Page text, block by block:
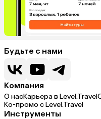
Будьте с нами
Компания
О насКарьера в Level.Travel
Ко-промо с Level.Travel
Инструменты